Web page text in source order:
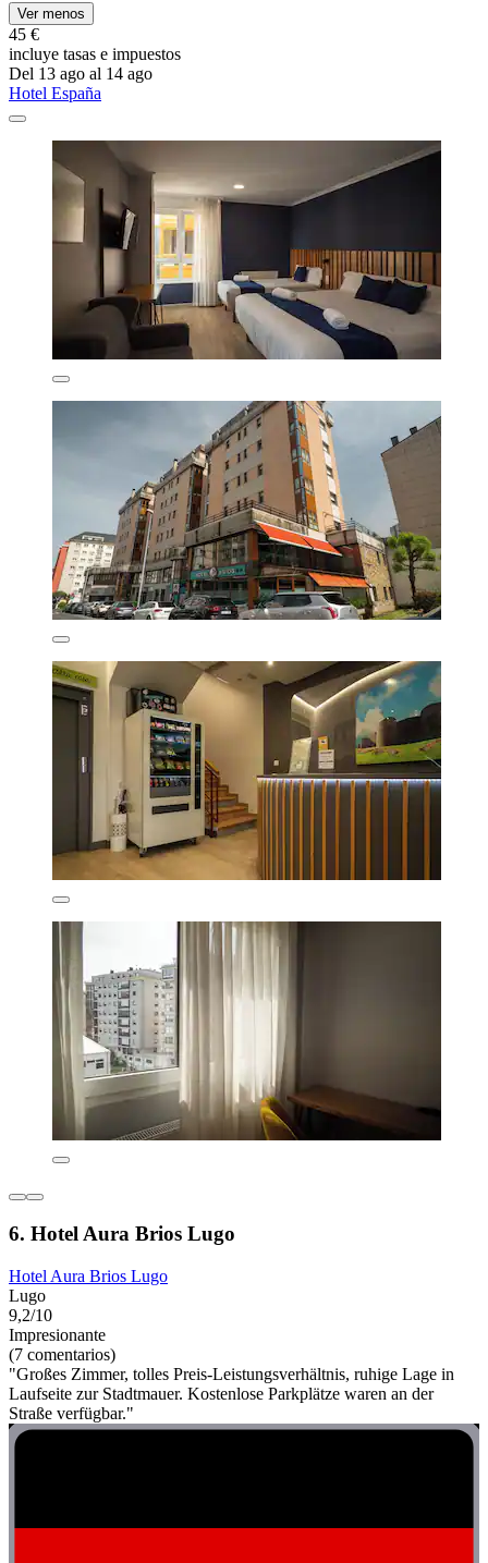
Ver menos
45 €
incluye tasas e impuestos
Del 13 ago al 14 ago
Hotel España
6. Hotel Aura Brios Lugo
Hotel Aura Brios Lugo
Lugo
9,2/10
Impresionante
(7 comentarios)
"Großes Zimmer, tolles Preis-Leistungsverhältnis, ruhige Lage in
Laufseite zur Stadtmauer. Kostenlose Parkplätze waren an der
Straße verfügbar."